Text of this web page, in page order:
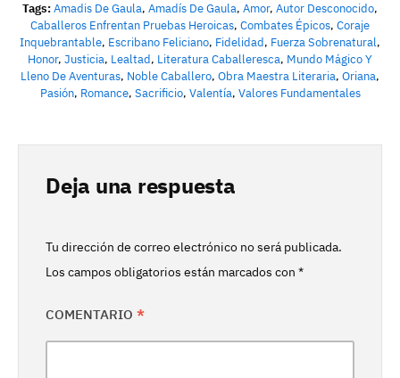
Tags:Amadis De Gaula, Amadís De Gaula, Amor, Autor Desconocido,
Caballeros Enfrentan Pruebas Heroicas, Combates Épicos, Coraje
Inquebrantable, Escribano Feliciano, Fidelidad, Fuerza Sobrenatural,
Honor, Justicia, Lealtad, Literatura Caballeresca, Mundo Mágico Y
Lleno De Aventuras, Noble Caballero, Obra Maestra Literaria, Oriana,
Pasión, Romance, Sacrificio, Valentía, Valores Fundamentales
Deja una respuesta
Tu dirección de correo electrónico no será publicada.
Los campos obligatorios están marcados con *
COMENTARIO *